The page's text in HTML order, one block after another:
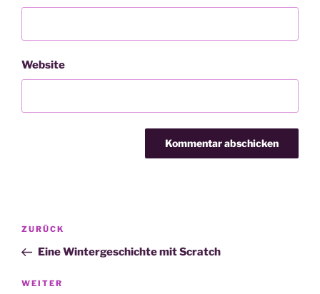
Website
Beitragsnavigation
Vorheriger
Beitrag
ZURÜCK
Eine Wintergeschichte mit Scratch
Nächster
WEITER